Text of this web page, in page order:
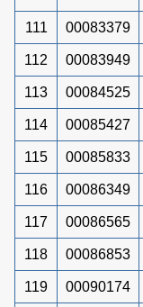
111 00083379
112 00083949
113 00084525
114 00085427
115 00085833
116 00086349
117 00086565
118 00086853
119 00090174